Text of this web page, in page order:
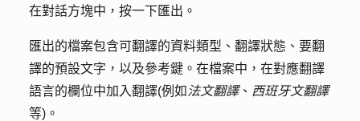
在對話方塊中，按一下匯出 。
匯出的檔案包含可翻譯的資料類型、翻譯狀態、要翻
譯的預設文字，以及參考鍵。在檔案中，在對應翻譯
語言的欄位中加入翻譯(例如 法文翻譯、 西班牙文翻譯
等)。